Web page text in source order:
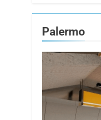
Palermo